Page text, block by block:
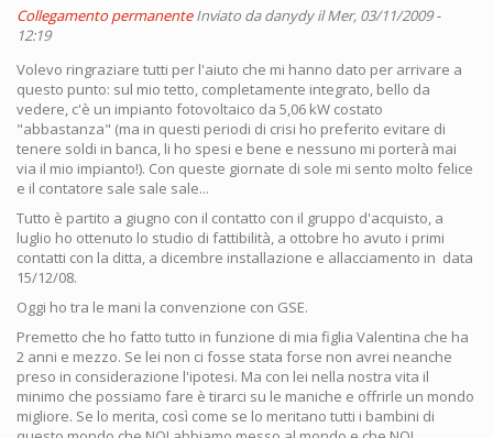
Collegamento permanente Inviato dadanydyil Mer, 03/11/2009 -
12:19
Volevo ringraziare tutti per l'aiuto che mi hanno dato per arrivare a
questo punto: sul mio tetto, completamente integrato, bello da
vedere, c'è un impianto fotovoltaico da 5,06 kW costato
"abbastanza" (ma in questi periodi di crisi ho preferito evitare di
tenere soldi in banca, li ho spesi e bene e nessuno mi porterà mai
via il mio impianto!). Con queste giornate di sole mi sento molto felice
e il contatore sale sale sale...
Tutto è partito a giugno con il contatto con il gruppo d'acquisto, a
luglio ho ottenuto lo studio di fattibilità, a ottobre ho avuto i primi
contatti con la ditta, a dicembre installazione e allacciamento in data
15/12/08.
Oggi ho tra le mani la convenzione con GSE.
Premetto che ho fatto tutto in funzione di mia figlia Valentina che ha
2 anni e mezzo. Se lei non ci fosse stata forse non avrei neanche
preso in considerazione l'ipotesi. Ma con lei nella nostra vita il
minimo che possiamo fare è tirarci su le maniche e offrirle un mondo
migliore. Se lo merita, così come se lo meritano tutti i bambini di